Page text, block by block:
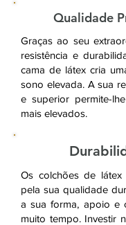
Qualidade
Graças ao seu
resistência e
cama de látex cria
sono elevada. A sua
e superior permite-
mais elevados.
Os colchões de látex
pela sua qualidade
a sua forma, apoio e
muito tempo. Investir